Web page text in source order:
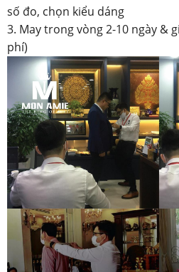
số đo, chọn kiểu dáng
3. May trong vòng 2-10 ngày &
phí)